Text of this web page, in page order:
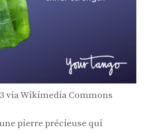
via Wikimedia Commons
pierre précieuse qui